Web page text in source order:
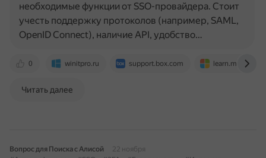
0 winitpro.ru support.box.com
необходимые функции от SSO-провайдера. Стоит
учесть поддержку протоколов (например, SAML,
OpenID Connect), наличие API, удобство…
Читать далее
Вопрос для Поиска с Алисой
22 ноября